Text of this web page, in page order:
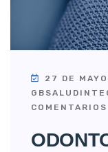
27 DE
COMENTARIOS